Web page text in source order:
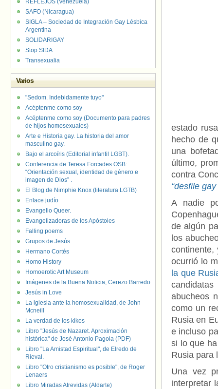
estado
hecho de
una
último,
contra
“desfile
A nadie
de algún
los
continente,
ocurrió lo
la que
abucheos
como un
Rusia en
e incluso
si lo que
Rusia para
Una vez
interpretar
REFLEJOS (Venezuela)
SAFO (Nicaragua)
SIGLA – Sociedad de Integración Gay Lésbica
Argentina
SOLIDARIGAY
Stop SIDA
Transexualia
Varios
"Sedom. Indebidamente tuyo"
Acéptenme como soy
Acéptenme como soy (Documento para padres
de hijos homosexuales)
Arte e Historia gay. La historia del amor
masculino gay.
Bajo el arcoíris (Editorial infantil LGBT).
Conferencia de Teresa Forcades OSB:
“Orientación sexual, identidad de género e
imagen de Dios” .
El Blog de Nimphie Knox (literatura LGTB)
Enlace judío
Evangelio Queer.
Evangelizadoras de los Apóstoles
Falling poems
Grupos de Jesús
Hermano Cortés
Homo History
Homoerotic Art Museum
Imágenes de la Buena Noticia, Cerezo Barredo
Jesús in Love
La iglesia ante la homosexualidad, de John
Mcneill
La verdad de los kikos
Libro "Jesús de Nazaret. Aproximación
histórica" de José Antonio Pagola (PDF)
Libro "La Amistad Espiritual", de Elredo de
Rieval.
Libro "Otro cristianismo es posible", de Roger
Lenaers
Libro Miradas Atrevidas (Aldarte)